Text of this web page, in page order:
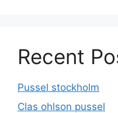
Recent
Pussel stockholm
Clas ohlson pussel